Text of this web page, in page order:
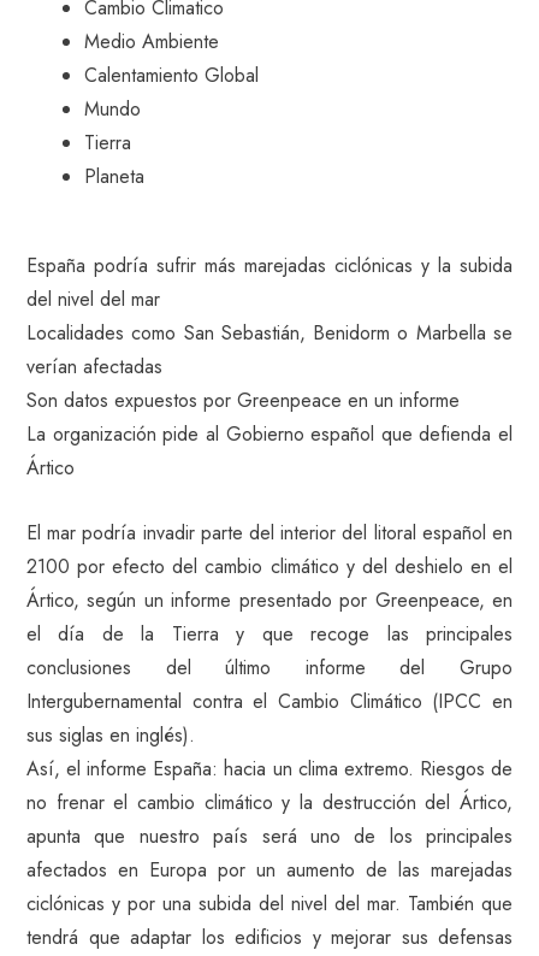
Cambio Climatico
Medio Ambiente
Calentamiento Global
Mundo
Tierra
Planeta
España podría sufrir más marejadas ciclónicas y la subida
del nivel del mar
Localidades como San Sebastián, Benidorm o Marbella se
verían afectadas
Son datos expuestos por Greenpeace en un informe
La organización pide al Gobierno español que defienda el
Ártico
El mar podría invadir parte del interior del litoral español en
2100 por efecto del cambio climático y del deshielo en el
Ártico, según un informe presentado por Greenpeace, en
el día de la Tierra y que recoge las principales
conclusiones del último informe del Grupo
Intergubernamental contra el Cambio Climático (IPCC en
sus siglas en inglés).
Así, el informe España: hacia un clima extremo. Riesgos de
no frenar el cambio climático y la destrucción del Ártico,
apunta que nuestro país será uno de los principales
afectados en Europa por un aumento de las marejadas
ciclónicas y por una subida del nivel del mar. También que
tendrá que adaptar los edificios y mejorar sus defensas